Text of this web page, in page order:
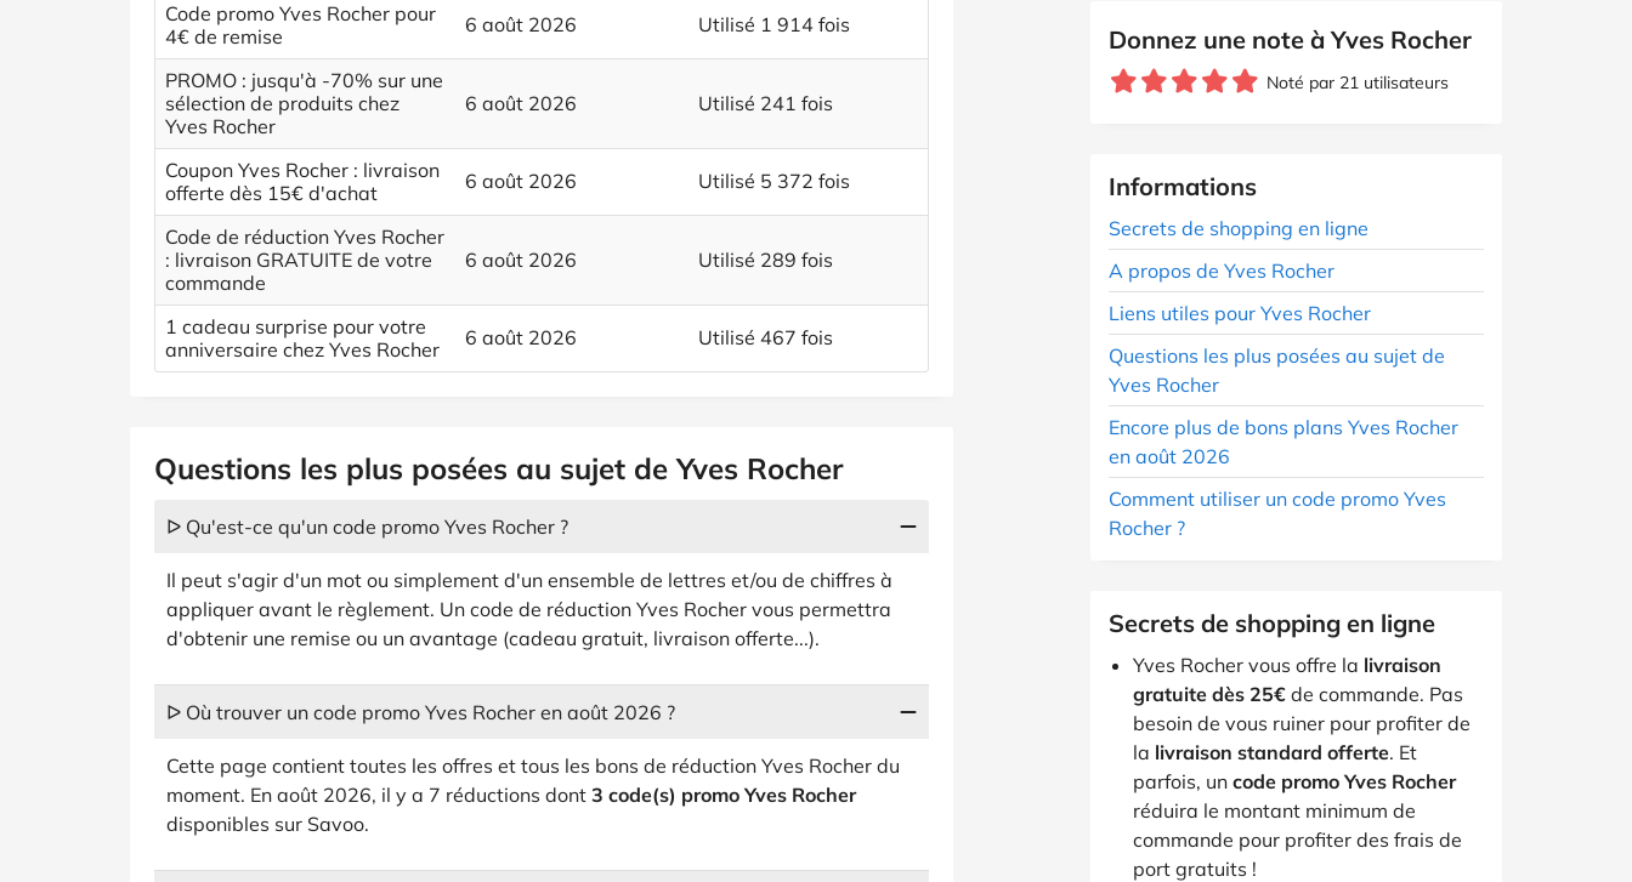
Code promo Yves Rocher pour
4€ de remise
6 août 2026 Utilisé 1 914 fois
PROMO : jusqu'à -70% sur une
sélection de produits chez
Yves Rocher
6 août 2026 Utilisé 241 fois
Coupon Yves Rocher : livraison
offerte dès 15€ d'achat
6 août 2026 Utilisé 5 372 fois
Code de réduction Yves Rocher
: livraison GRATUITE de votre
commande
6 août 2026 Utilisé 289 fois
1 cadeau surprise pour votre
anniversaire chez Yves Rocher
6 août 2026 Utilisé 467 fois
Donnez une note à Yves Rocher
Noté par 21 utilisateurs
Informations
Secrets de shopping en ligne
A propos de Yves Rocher
Liens utiles pour Yves Rocher
Questions les plus posées au sujet de
Yves Rocher
Encore plus de bons plans Yves Rocher
en août 2026
Comment utiliser un code promo Yves
Rocher ?
Secrets de shopping en ligne
Yves Rocher vous offre la livraison
gratuite dès 25€ de commande. Pas
besoin de vous ruiner pour profiter de
la livraison standard offerte. Et
parfois, un code promo Yves Rocher
réduira le montant minimum de
commande pour profiter des frais de
port gratuits !
Questions les plus posées au sujet de Yves Rocher
ᐅ Qu'est-ce qu'un code promo Yves Rocher ?
Il peut s'agir d'un mot ou simplement d'un ensemble de lettres et/ou de chiffres à
appliquer avant le règlement. Un code de réduction Yves Rocher vous permettra
d'obtenir une remise ou un avantage (cadeau gratuit, livraison offerte...).
ᐅ Où trouver un code promo Yves Rocher en août 2026 ?
Cette page contient toutes les offres et tous les bons de réduction Yves Rocher du
moment. En août 2026, il y a 7 réductions dont 3 code(s) promo Yves Rocher
disponibles sur Savoo.